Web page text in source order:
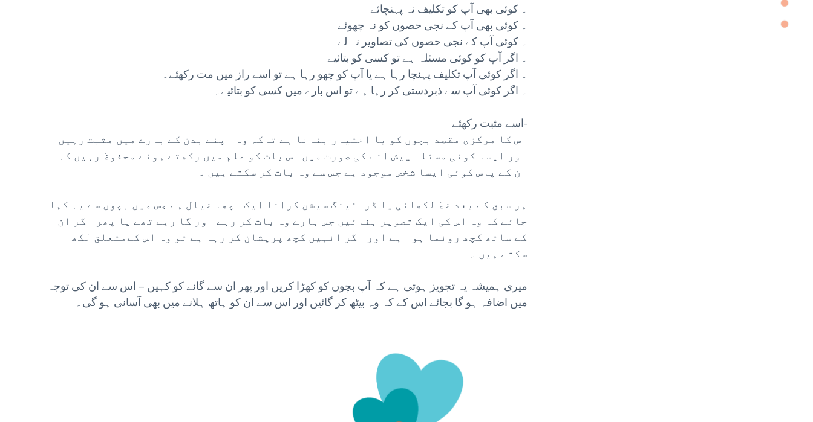
۔ کوئی بھی آپ کو تکلیف نہ پہنچائے
۔ کوئی بھی آپ کے نجی حصوں کو نہ چھوئے
۔ کوئی آپ کے نجی حصوں کی تصاویر نہ لے
۔ اگر آپ کو کوئی مسئلہ ہے تو کسی کو بتائیے
۔ اگر کوئی آپ تکلیف پہنچا رہا ہے یا آپ کو چھو رہا ہے تو اسے راز میں مت رکھئے۔
۔ اگر کوئی آپ سے ذبردستی کر رہا ہے تو اس بارے میں کسی کو بتائیے۔
اسے مثبت رکھئے-
اس کا مرکزی مقصد بچوں کو با اختیار بنانا ہے تاکہ وہ اپنے بدن کے بارے میں مثبت رہیں
اور ایسا کوئی مسئلہ پیش آنے کی صورت میں اس بات کو علم میں رکھتے ہوئے محفوظ رہیں کہ
ان کے پاس کوئی ایسا شخص موجود ہے جس سے وہ بات کر سکتے ہیں ۔
ہر سبق کے بعد خط لکھائی یا ڈرائینگ سیشن کرانا ایک اچھا خیال ہے جس میں بچوں سے یہ کہا
جائے کہ وہ اس کی ایک تصویر بنائیں جس بارے وہ بات کر رہے اور گا رہے تھے یا پھر اگر ان
کے ساتھ کچھ رونما ہوا ہے اور اگر انہیں کچھ پریشان کر رہا ہے تو وہ اس کےمتعلق لکھ
سکتے ہیں ۔
میری ہمیشہ یہ تجویز ہوتی ہے کہ آپ بچوں کو کھڑا کریں اور پھر ان سے گانے کو کہیں – اس سے ان کی توجہ
میں اضافہ ہو گا بجائے اس کے کہ وہ بیٹھ کر گائیں اور اس سے ان کو ہاتھ ہلانے میں بھی آسانی ہو گی۔